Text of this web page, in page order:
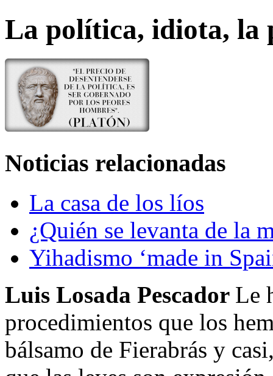
La política, idiota, la
Noticias relacionadas
La casa de los líos
¿Quién se levanta de la
Yihadismo ‘made in
Luis Losada Pescador Le
procedimientos que los
bálsamo de Fierabrás y